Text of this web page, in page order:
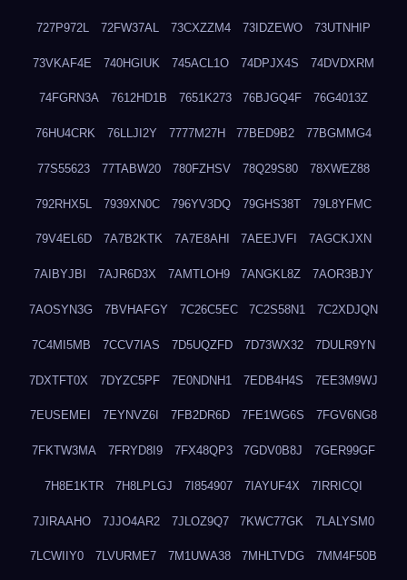
727P972L 72FW37AL 73CXZZM4 73IDZEWO 73UTNHIP
73VKAF4E 740HGIUK 745ACL1O 74DPJX4S 74DVDXRM
74FGRN3A 7612HD1B 7651K273 76BJGQ4F 76G4013Z
76HU4CRK 76LLJI2Y 7777M27H 77BED9B2 77BGMMG4
77S55623 77TABW20 780FZHSV 78Q29S80 78XWEZ88
792RHX5L 7939XN0C 796YV3DQ 79GHS38T 79L8YFMC
79V4EL6D 7A7B2KTK 7A7E8AHI 7AEEJVFI 7AGCKJXN
7AIBYJBI 7AJR6D3X 7AMTLOH9 7ANGKL8Z 7AOR3BJY
7AOSYN3G 7BVHAFGY 7C26C5EC 7C2S58N1 7C2XDJQN
7C4MI5MB 7CCV7IAS 7D5UQZFD 7D73WX32 7DULR9YN
7DXTFT0X 7DYZC5PF 7E0NDNH1 7EDB4H4S 7EE3M9WJ
7EUSEMEI 7EYNVZ6I 7FB2DR6D 7FE1WG6S 7FGV6NG8
7FKTW3MA 7FRYD8I9 7FX48QP3 7GDV0B8J 7GER99GF
7H8E1KTR 7H8LPLGJ 7I854907 7IAYUF4X 7IRRICQI
7JIRAAHO 7JJO4AR2 7JLOZ9Q7 7KWC77GK 7LALYSM0
7LCWIIY0 7LVURME7 7M1UWA38 7MHLTVDG 7MM4F50B